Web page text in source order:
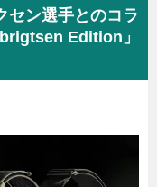
セン選手とのコラ
Edition」